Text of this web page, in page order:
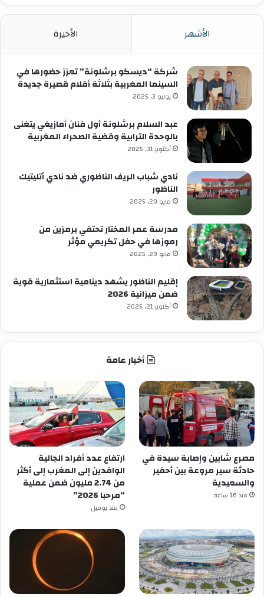
الأشهر الأخيرة
شركة “ديسكو برشلونة” تعزز حضورها في
السينما المغربية بثلاثة أفلام قصيرة جديدة
يوليو 3, 2025
عبد السلام برشلونة أول فنان أمازيغي يتغنى
بالوحدة الترابية وقضية الصحراء المغربية
أكتوبر 31, 2025
نادي شباب الريف الناظوري ضد نادي أتليتيك
الناظور
مايو 20, 2025
مدرسة عمر المختار تحتفي برمزين من
رموزها في حفل تكريمي مؤثر
مايو 29, 2025
إقليم الناظور يشهد دينامية استثمارية قوية
ضمن ميزانية 2026
أكتوبر 21, 2025
أخبار عامة
مصرع شابين وإصابة سيدة في
حادثة سير مروعة بين أحفير
والسعيدية
منذ 16 ساعة
ارتفاع عدد أفراد الجالية
الوافدين إلى المغرب إلى أكثر
من 2.74 مليون ضمن عملية
“مرحبا 2026”
منذ يومين